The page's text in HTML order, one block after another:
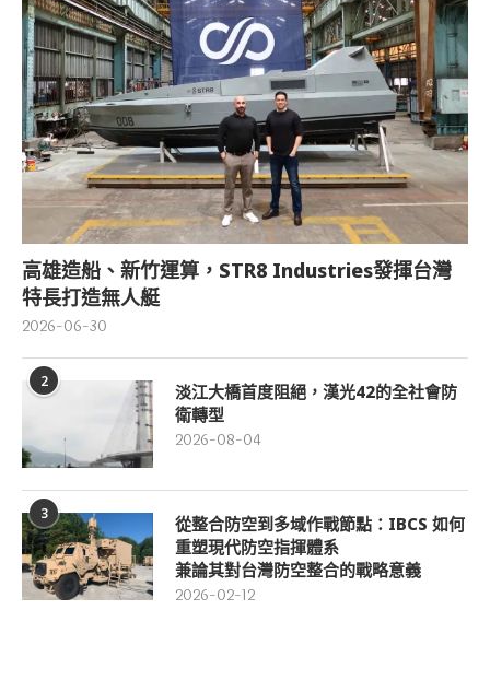
高雄造船、新竹運算，STR8 Industries發揮台灣
特長打造無人艇
2026-06-30
2
淡江大橋首度阻絕，漢光42的全社會防
衛轉型
2026-08-04
3
從整合防空到多域作戰節點：IBCS 如何
重塑現代防空指揮體系
兼論其對台灣防空整合的戰略意義
2026-02-12